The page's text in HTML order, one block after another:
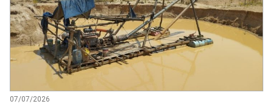
07/07/2026